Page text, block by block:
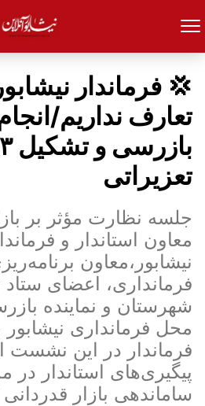
💢 فرماندار
تعزیراتی
جلسه نظارت مؤثر بر
معاون استاندار و
نیشابور،معاون
فرمانداری، اعضای ستاد
شهرستان و نماینده
محل فرمانداری
فرماندار در این نشست
پیگیری‌های استاندار در
ساماندهی بازار